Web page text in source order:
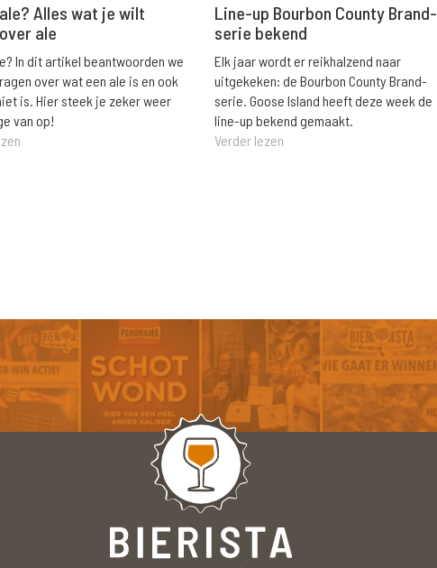
Alles wat je wilt
ale
In dit artikel beantwoorden we
over wat een ale is en ook
is. Hier steek je zeker weer
van op!
Line-up Bourbon County Brand-
serie bekend
Elk jaar wordt er reikhalzend naar
uitgekeken: de Bourbon County Brand-
serie. Goose Island heeft deze week de
line-up bekend gemaakt.
Verder lezen